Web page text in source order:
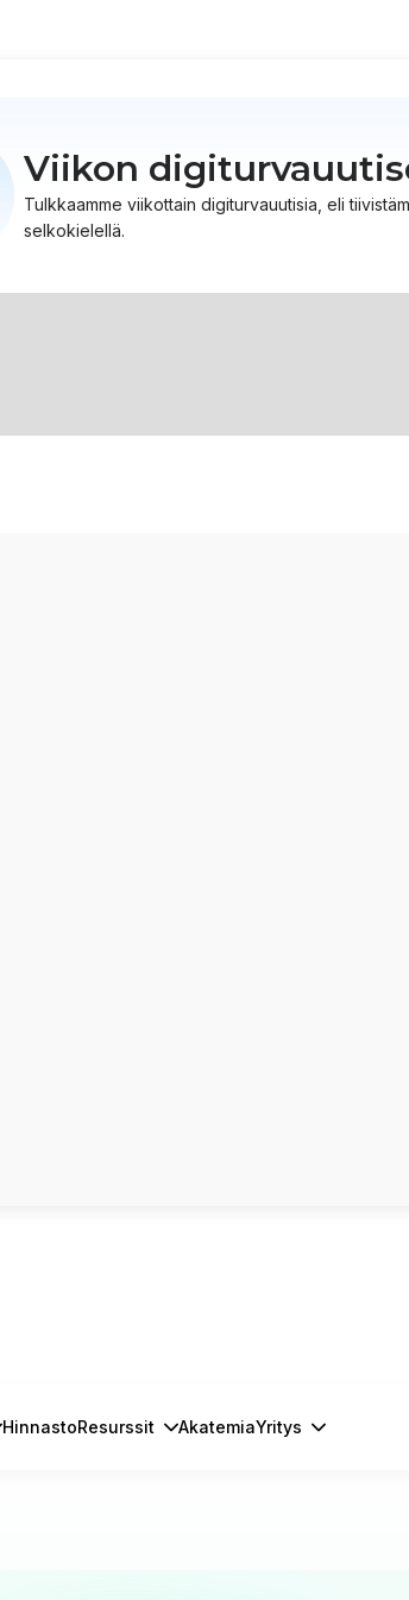
Viikon
Tulkkaamme viikottain digiturvauutisia, eli
selkokielellä.
HinnastoResurssit AkatemiaYritys